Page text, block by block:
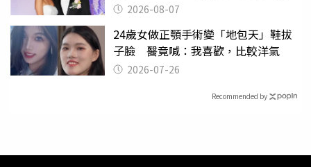
2026-08-07
24歲女做正顎手術變「地包天」鞋拔
子臉 醫竟喊：我喜歡，比較洋氣
2026-07-26
Recommended by